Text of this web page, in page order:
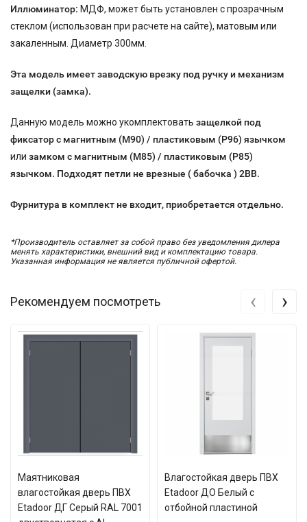
Иллюминатор: МДФ, может быть установлен с прозрачным
стеклом (использован при расчете на сайте), матовым или
закаленным. Диаметр 300мм.
Эта модель имеет заводскую врезку под ручку и механизм
защелки (замка).
Данную модель можно укомплектовать защелкой под
фиксатор с магнитным (М90) / пластиковым (P96) язычком
или замком с магнитным (М85) / пластиковым (P85)
язычком. Подходят петли не врезные ( бабочка ) 2ВВ.
Фурнитура в комплект не входит, приобретается отдельно.
*Производитель оставляет за собой право без уведомления дилера
менять характеристики, внешний вид и комплектацию товара.
Указанная информация не является публичной офертой.
Рекомендуем посмотреть
Маятниковая
влагостойкая дверь ПВХ
Etadoor ДГ Серый RAL 7001
Влагостойкая дверь ПВХ
Etadoor ДО Белый с
отбойной пластиной
‹ ›